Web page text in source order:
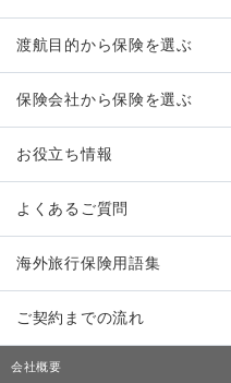
渡航目的から保険を選ぶ
保険会社から保険を選ぶ
お役立ち情報
よくあるご質問
海外旅行保険用語集
ご契約までの流れ
会社概要